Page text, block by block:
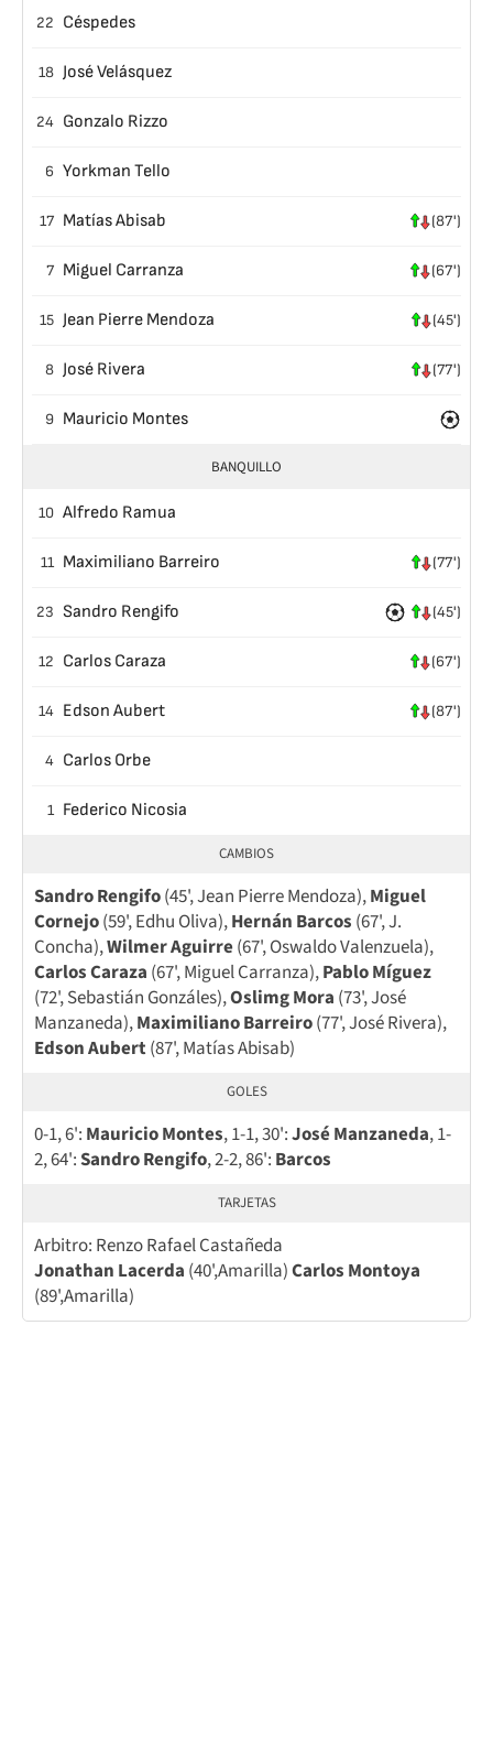
22 Céspedes
18 José Velásquez
24 Gonzalo Rizzo
6 Yorkman Tello
17 Matías Abisab (87')
7 Miguel Carranza (67')
15 Jean Pierre Mendoza (45')
8 José Rivera (77')
9 Mauricio Montes
BANQUILLO
10 Alfredo Ramua
11 Maximiliano Barreiro (77')
23 Sandro Rengifo (45')
12 Carlos Caraza (67')
14 Edson Aubert (87')
4 Carlos Orbe
1 Federico Nicosia
CAMBIOS
Sandro Rengifo(45', Jean Pierre Mendoza),Miguel
Cornejo(59', Edhu Oliva),Hernán Barcos (67', J.
Concha),Wilmer Aguirre(67', Oswaldo Valenzuela),
Carlos Caraza (67', Miguel Carranza),Pablo Míguez
(72', Sebastián Gonzáles),Oslimg Mora (73', José
Manzaneda),Maximiliano Barreiro(77', José Rivera),
Edson Aubert (87', Matías Abisab)
GOLES
0-1, 6': Mauricio Montes, 1-1, 30':José Manzaneda, 1-
2, 64':Sandro Rengifo, 2-2, 86': Barcos
TARJETAS
Arbitro: Renzo Rafael Castañeda
Jonathan Lacerda (40',Amarilla)Carlos Montoya
(89',Amarilla)